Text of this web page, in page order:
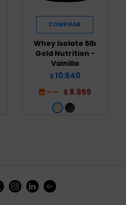
Whey Isolate 5lb
Gold Nutrition -
Vainilla
$ 10.540
$ 8.959
  